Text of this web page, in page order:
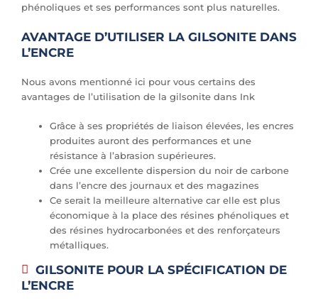
phénoliques et ses performances sont plus naturelles.
AVANTAGE D’UTILISER LA GILSONITE DANS
L’ENCRE
Nous avons mentionné ici pour vous certains des
avantages de l’utilisation de la gilsonite dans Ink
Grâce à ses propriétés de liaison élevées, les encres
produites auront des performances et une
résistance à l’abrasion supérieures.
Crée une excellente dispersion du noir de carbone
dans l’encre des journaux et des magazines
Ce serait la meilleure alternative car elle est plus
économique à la place des résines phénoliques et
des résines hydrocarbonées et des renforçateurs
métalliques.
GILSONITE POUR LA SPÉCIFICATION DE
L’ENCRE